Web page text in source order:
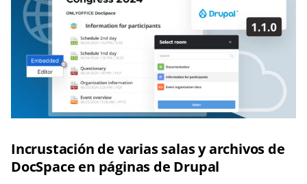
Incrustación de varias salas y archivos de
DocSpace en páginas de Drupal